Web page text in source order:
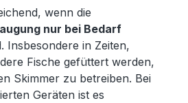
wenn die
nur bei Bedarf
Insbesondere in Zeiten,
Fische gefüttert werden,
Skimmer zu betreiben. Bei
Geräten ist es